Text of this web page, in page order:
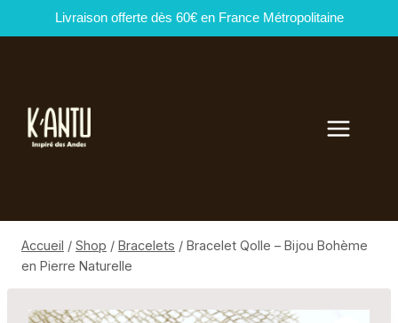
Livraison offerte dès 60€ en France Métropolitaine
Accueil / Shop / Bracelets / Bracelet Qolle – Bijou Bohème
en Pierre Naturelle